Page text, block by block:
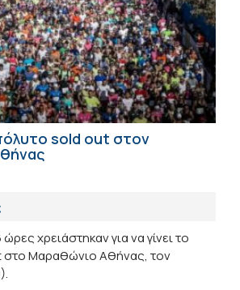
sold out στον
χρειάστηκαν για να γίνει το
Μαραθώνιο Αθήνας, τον